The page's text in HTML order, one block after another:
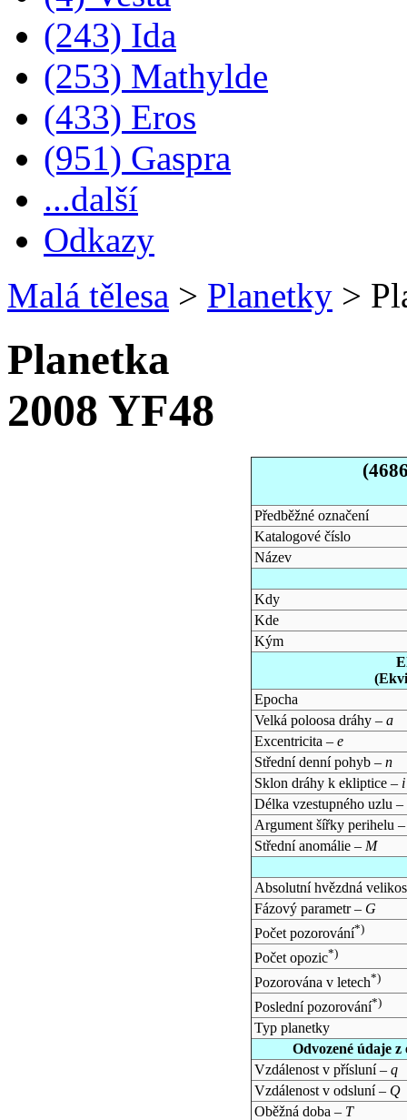
(243) Ida
(253) Mathylde
(433) Eros
(951) Gaspra
...další
Odkazy
Malá tělesa > Planetky >
Planetka
2008 YF48
Předběžné označení
Katalogové číslo
Název
Kdy
Kde
Kým
Epocha
Velká poloosa dráhy – a
Excentricita – e
Střední denní pohyb – n
Sklon dráhy k ekliptice – i
Délka vzestupného uzlu –
Argument šířky perihelu
Střední anomálie – M
Absolutní hvězdná
Fázový parametr – G
Počet pozorování*)
Počet opozic*)
Pozorována v letech*)
Poslední pozorování*)
Typ planetky
Odvozené údaje
Vzdálenost v přísluní – q
Vzdálenost v odsluní – Q
Oběžná doba – T